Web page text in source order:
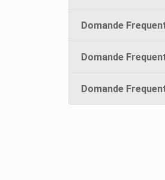
Domande
Domande
Domande